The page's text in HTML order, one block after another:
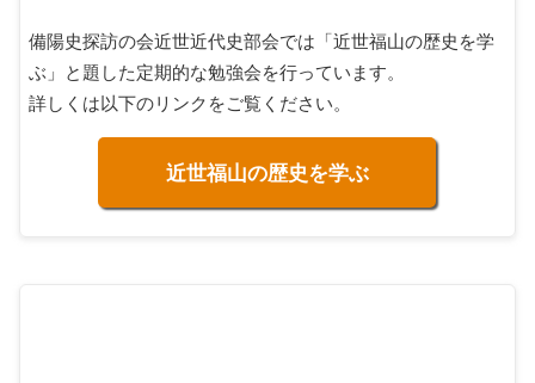
備陽史探訪の会近世近代史部会では「近世福山の歴史を学
ぶ」と題した定期的な勉強会を行っています。
詳しくは以下のリンクをご覧ください。
近世福山の歴史を学ぶ